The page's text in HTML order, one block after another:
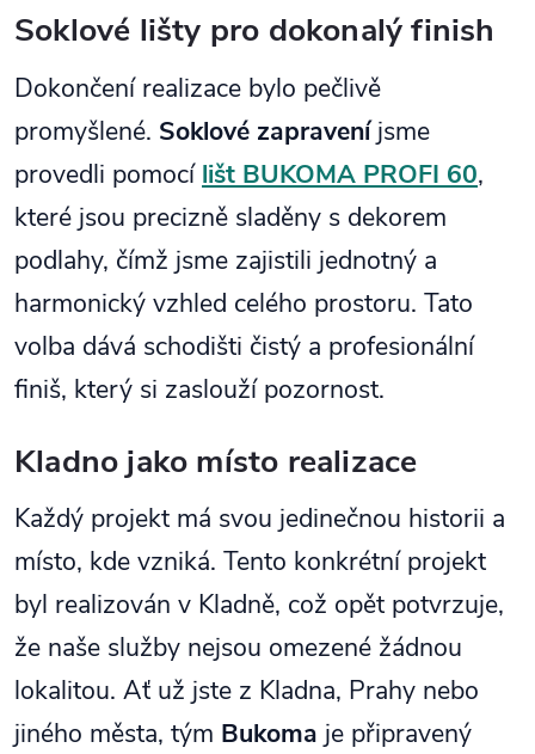
Soklové lišty pro dokonalý finish
Dokončení realizace bylo pečlivě
promyšlené. Soklové zapraveníjsme
provedli pomocí lišt BUKOMA PROFI 60,
které jsou precizně sladěny s dekorem
podlahy, čímž jsme zajistili jednotný a
harmonický vzhled celého prostoru. Tato
volba dává schodišti čistý a profesionální
finiš, který si zaslouží pozornost.
Kladno jako místo realizace
Každý projekt má svou jedinečnou historii a
místo, kde vzniká. Tento konkrétní projekt
byl realizován v Kladně, což opět potvrzuje,
že naše služby nejsou omezené žádnou
lokalitou. Ať už jste z Kladna, Prahy nebo
jiného města, tým Bukoma je připravený